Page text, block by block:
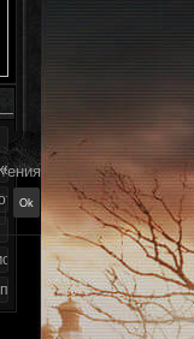
за июнь 2020
работе